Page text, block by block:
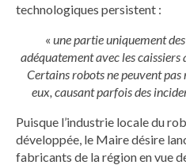
technologiques persistent :
« une partie uniquement
adéquatement avec les caissiers
Certains robots ne peuvent
eux, causant parfois des
Puisque l’industrie locale du
développée, le Maire désire
fabricants de la région en vue